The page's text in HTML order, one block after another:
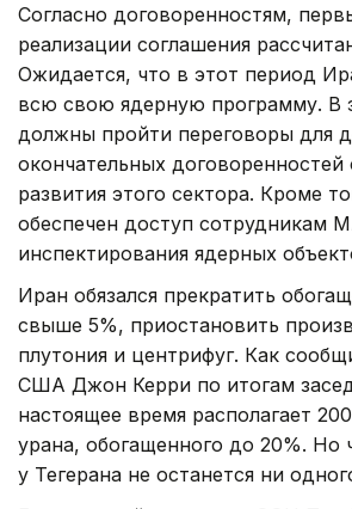
Согласно договоренностям,
реализации соглашения
Ожидается, что в этот период
всю свою ядерную программу. В
должны пройти переговоры для
окончательных договоренностей
развития этого сектора. Кроме
обеспечен доступ сотрудникам
инспектирования ядерных
Иран обязался прекратить
свыше 5%, приостановить
плутония и центрифуг. Как
США Джон Керри по итогам
настоящее время располагает
урана, обогащенного до 20%. Но
у Тегерана не останется ни